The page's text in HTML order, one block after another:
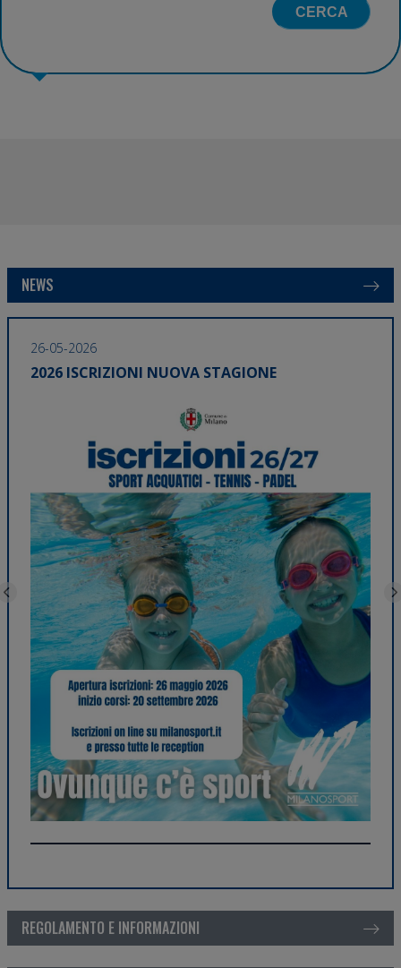
CERCA
NEWS
26-05-2026
2026 ISCRIZIONI NUOVA STAGIONE
REGOLAMENTO E INFORMAZIONI